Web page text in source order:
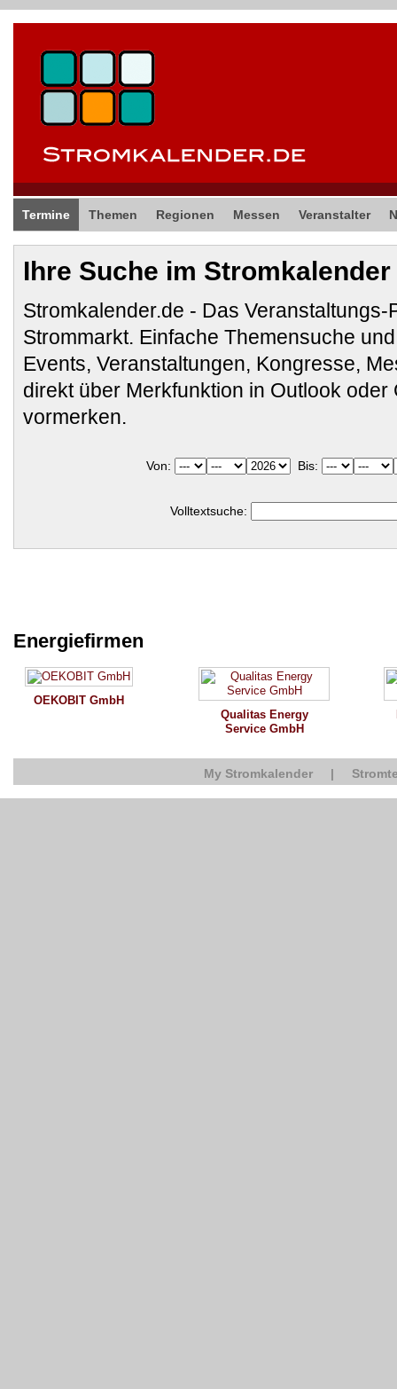
Termine Themen Regionen Messen Veranstalter
Ihre Suche im Stromkalender
Stromkalender.de - Das Veranstaltungs-
Strommarkt. Einfache Themensuche
Events, Veranstaltungen, Kongresse,
direkt über Merkfunktion in Outlook oder
vormerken.
Von: Bis:
Volltextsuche:
Energiefirmen
OEKOBIT GmbH
Qualitas Energy
Service GmbH
My Stromkalender |